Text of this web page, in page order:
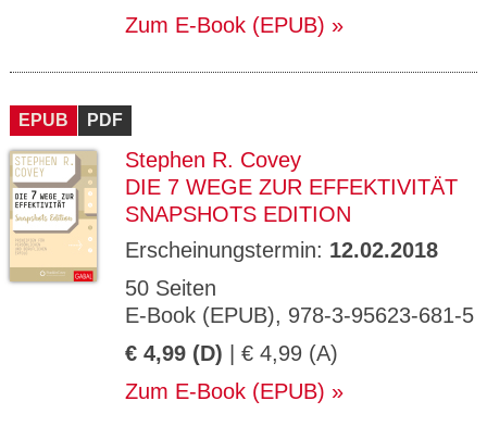
Zum E-Book (EPUB)
EPUB PDF
Stephen R. Covey
DIE 7 WEGE ZUR EFFEKTIVITÄT
SNAPSHOTS EDITION
Erscheinungstermin: 12.02.2018
50 Seiten
E-Book (EPUB), 978-3-95623-681-5
€ 4,99 (D) | € 4,99 (A)
Zum E-Book (EPUB)